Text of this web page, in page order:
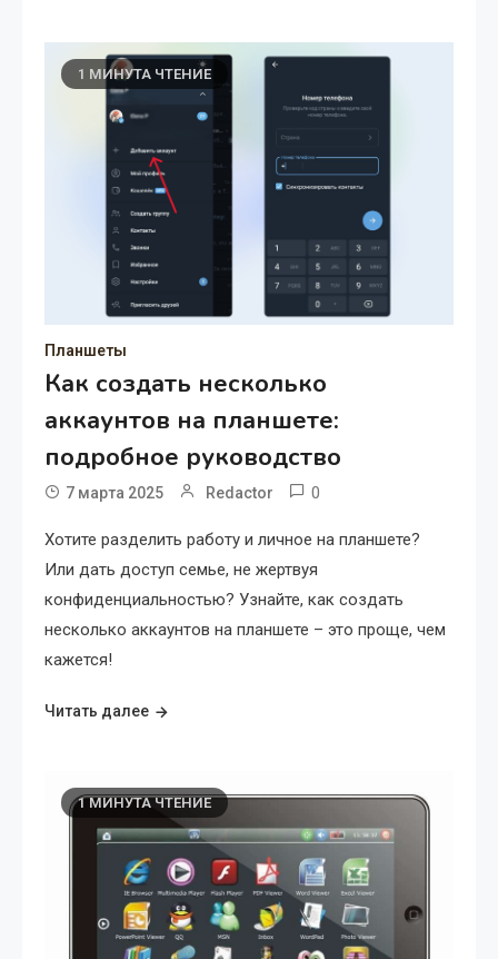
1 МИНУТА ЧТЕНИЕ
Планшеты
Как создать несколько
аккаунтов на планшете:
подробное руководство
7 марта 2025 Redactor 0
Хотите разделить работу и личное на планшете?
Или дать доступ семье, не жертвуя
конфиденциальностью? Узнайте, как создать
несколько аккаунтов на планшете – это проще, чем
кажется!
Читать далее
1 МИНУТА ЧТЕНИЕ